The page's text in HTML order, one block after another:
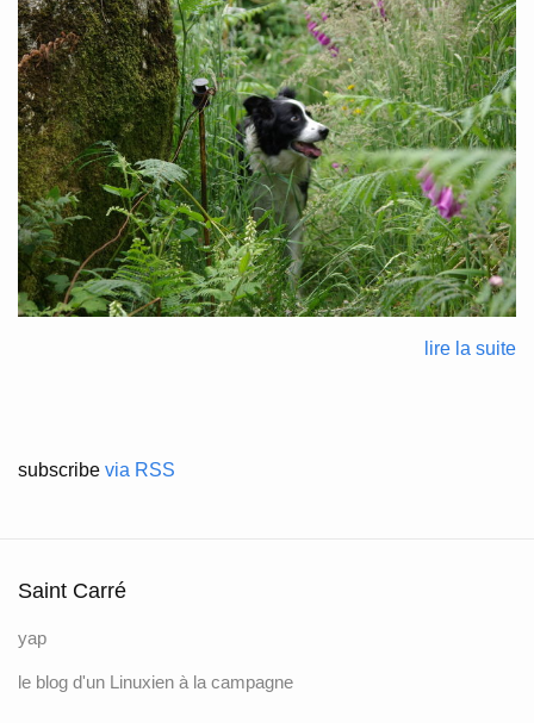
lire la suite
subscribe via RSS
Saint Carré
yap
le blog d'un Linuxien à la campagne